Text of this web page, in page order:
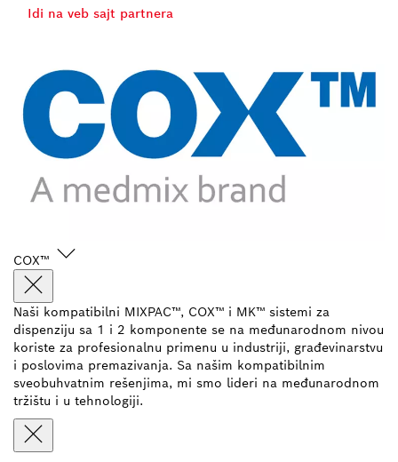
Idi na veb sajt partnera
COX™
Naši kompatibilni MIXPAC™, COX™ i MK™ sistemi za
dispenziju sa 1 i 2 komponente se na međunarodnom nivou
koriste za profesionalnu primenu u industriji, građevinarstvu
i poslovima premazivanja. Sa našim kompatibilnim
sveobuhvatnim rešenjima, mi smo lideri na međunarodnom
tržištu i u tehnologiji.